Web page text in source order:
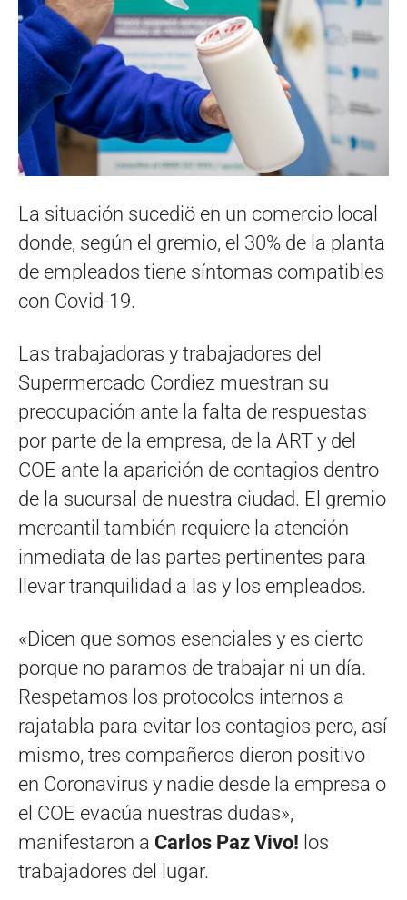
La situación sucediö en un comercio local
donde, según el gremio, el 30% de la planta
de empleados tiene síntomas compatibles
con Covid-19.
Las trabajadoras y trabajadores del
Supermercado Cordiez muestran su
preocupación ante la falta de respuestas
por parte de la empresa, de la ART y del
COE ante la aparición de contagios dentro
de la sucursal de nuestra ciudad. El gremio
mercantil también requiere la atención
inmediata de las partes pertinentes para
llevar tranquilidad a las y los empleados.
«Dicen que somos esenciales y es cierto
porque no paramos de trabajar ni un día.
Respetamos los protocolos internos a
rajatabla para evitar los contagios pero, así
mismo, tres compañeros dieron positivo
en Coronavirus y nadie desde la empresa o
el COE evacúa nuestras dudas»,
manifestaron a Carlos Paz Vivo! los
trabajadores del lugar.